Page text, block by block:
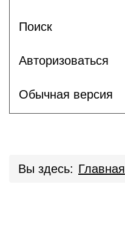
Поиск
Авторизоваться
Обычная версия
Вы здесь: Главная